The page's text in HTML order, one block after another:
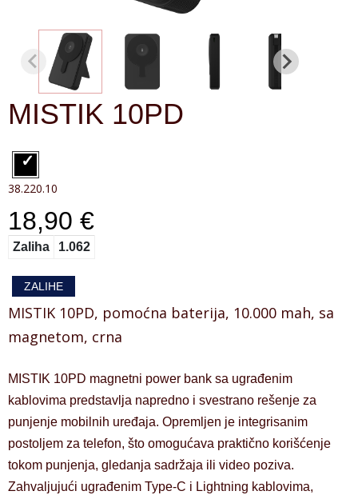
MISTIK 10PD
38.220.10
18,90 €
Zaliha 1.062
ZALIHE
MISTIK 10PD, pomoćna baterija, 10.000 mah, sa
magnetom, crna
MISTIK 10PD magnetni power bank sa ugrađenim
kablovima predstavlja napredno i svestrano rešenje za
punjenje mobilnih uređaja. Opremljen je integrisanim
postoljem za telefon, što omogućava praktično korišćenje
tokom punjenja, gledanja sadržaja ili video poziva.
Zahvaljujući ugrađenim Type-C i Lightning kablovima,